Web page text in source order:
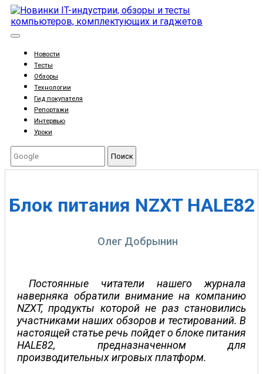
Новости
Тесты
Обзоры
Технологии
Гид покупателя
Репортажи
Интервью
Уроки
Поиск
Блок питания NZXT HALE82
Олег Добрынин
Постоянные читатели нашего журнала
наверняка обратили внимание на компанию
NZXT, продукты которой не раз становились
участниками наших обзоров и тестирований. В
настоящей статье речь пойдет о блоке питания
HALE82, предназначенном для
производительных игровых платформ.